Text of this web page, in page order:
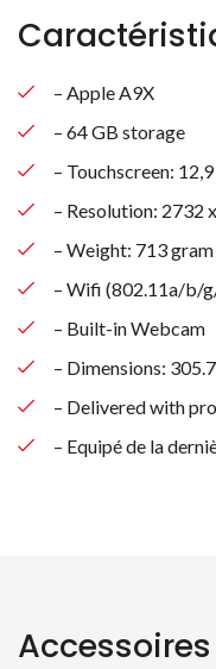
– Apple A9X
– 64 GB storage
– Touchscreen:
– Resolution: 2732
– Weight: 713 gram
– Wifi (802.11a/b/
– Built-in Webcam
– Dimensions:
– Delivered with
– Equipé de la